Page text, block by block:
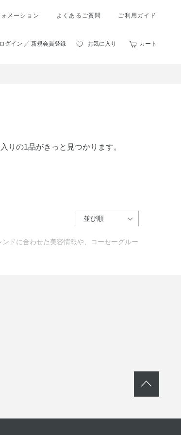
メーション よくあるご質問 ご利用ガイド
ログイン ／ 新規会員登録 お気に入り カート
りの1品がきっと見つかります。
ドに合わせた美容情報や、コーセーグルー